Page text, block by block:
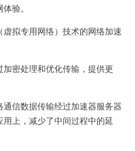
验。
拟专用网络）技术的网络加速
密处理和优化传输，提供更
信数据传输经过加速器服务器
上，减少了中间过程中的延